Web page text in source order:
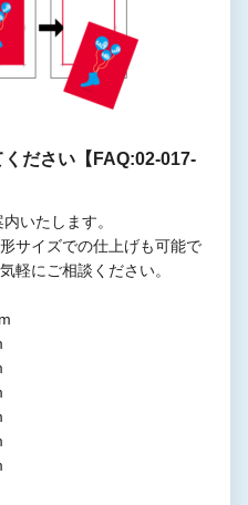
ださい【FAQ:02-017-
いたします。
サイズでの仕上げも可能で
軽にご相談ください。